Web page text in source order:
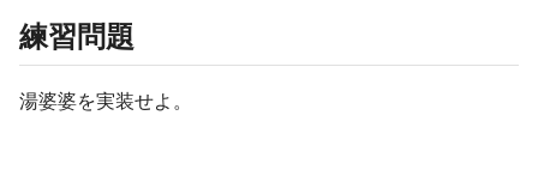
練習問題
湯婆婆を実装せよ。